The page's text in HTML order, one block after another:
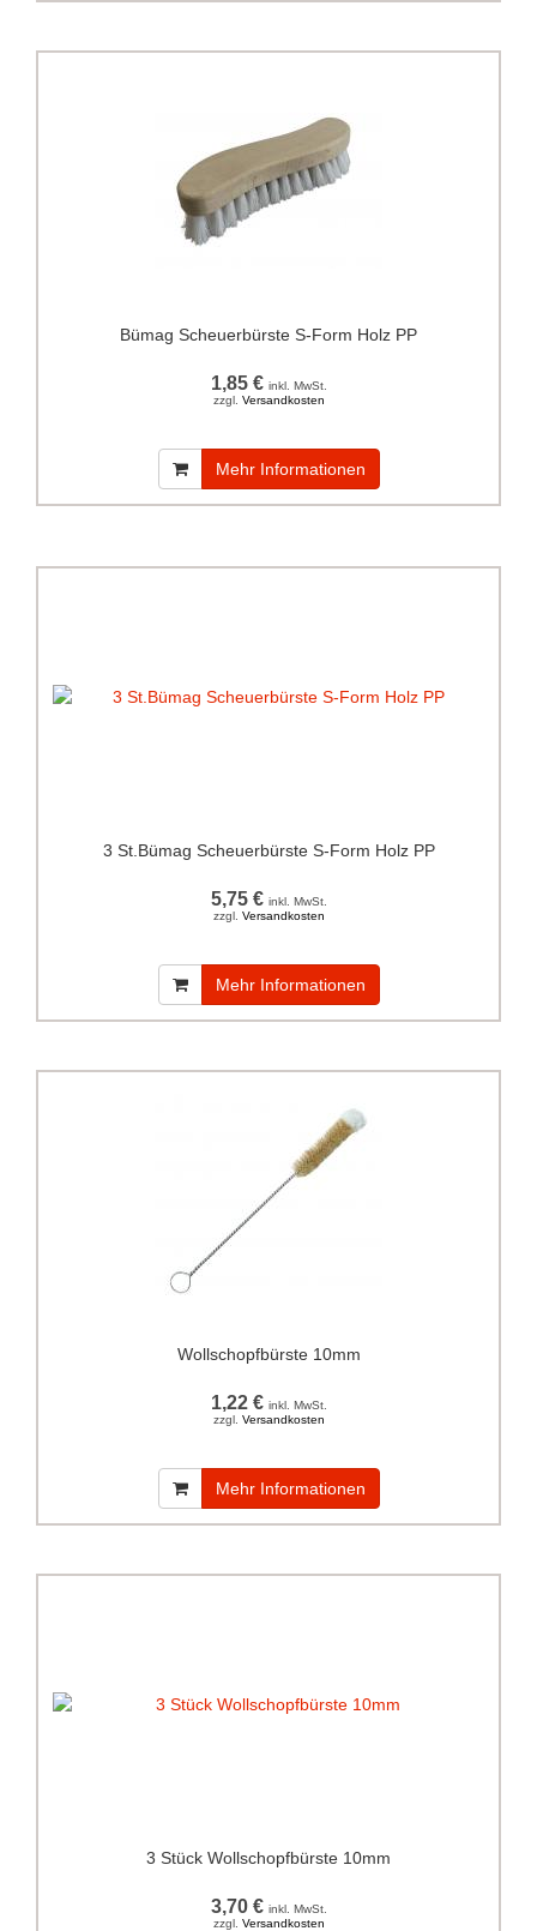
Bümag Scheuerbürste S-Form Holz PP
1,85 € inkl. MwSt.
zzgl. Versandkosten
Mehr Informationen
3 St.Bümag Scheuerbürste S-Form Holz PP
5,75 € inkl. MwSt.
zzgl. Versandkosten
Mehr Informationen
Wollschopfbürste 10mm
1,22 € inkl. MwSt.
zzgl. Versandkosten
Mehr Informationen
3 Stück Wollschopfbürste 10mm
3,70 € inkl. MwSt.
zzgl. Versandkosten